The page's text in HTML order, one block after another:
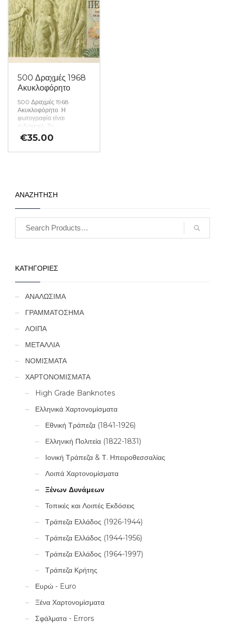
500 Δραχμές 1968
Ακυκλοφόρητο
500 Δραχμές 1968
Ακυκλοφόρητο. Η
φωτογραφία είναι
ενδεικτική. Το
χαρτονόμισμα που θα σας
αποσταλεί θα είναι σε
€35.00
ΑΝΑΖΗΤΗΣΗ
ΚΑΤΗΓΟΡΙΕΣ
ΑΝΑΛΩΣΙΜΑ
ΓΡΑΜΜΑΤΟΣΗΜΑ
ΛΟΙΠΑ
ΜΕΤΑΛΛΙΑ
ΝΟΜΙΣΜΑΤΑ
ΧΑΡΤΟΝΟΜΙΣΜΑΤΑ
High Grade Banknotes
Ελληνικά Χαρτονομίσματα
Εθνική Τράπεζα (1841-1926)
Ελληνική Πολιτεία (1822-1831)
Ιονική Τράπεζα & Τ. Ηπειροθεσσαλίας
Λοιπά Χαρτονομίσματα
Ξένων Δυνάμεων
Τοπικές και Λοιπές Εκδόσεις
Τράπεζα Ελλάδος (1926-1944)
Τράπεζα Ελλάδος (1944-1956)
Τράπεζα Ελλάδος (1964-1997)
Τράπεζα Κρήτης
Ευρώ - Euro
Ξένα Χαρτονομίσματα
Σφάλματα - Errors